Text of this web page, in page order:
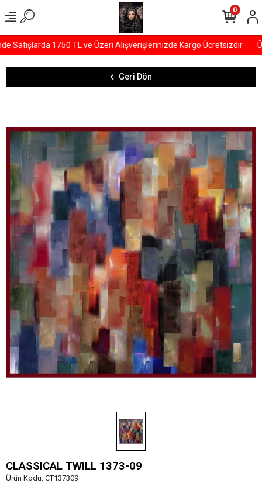
Satışlarda 1750 TL ve Üzeri Alışverişlerinizde Kargo Ücretsizdir
0
Geri Dön
CLASSICAL TWILL 1373-09
Ürün Kodu: CT137309